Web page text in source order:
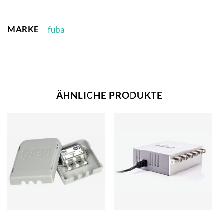
MARKE fuba
ÄHNLICHE PRODUKTE